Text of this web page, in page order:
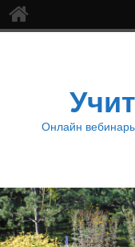
Онлайн